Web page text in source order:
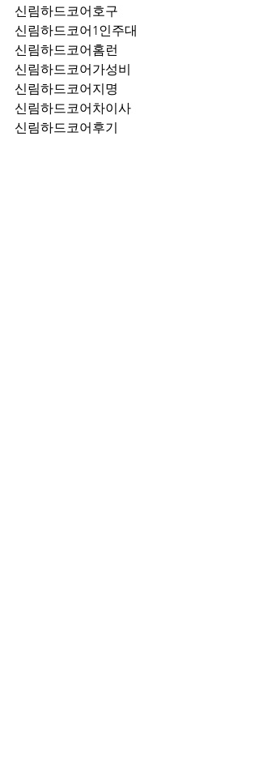
신림하드코어호구
신림하드코어1인주대
신림하드코어홈런
신림하드코어가성비
신림하드코어지명
신림하드코어차이사
신림하드코어후기